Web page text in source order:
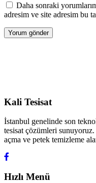
Daha sonraki
adresim ve site adresim bu
Kali Tesisat
İstanbul genelinde son
tesisat çözümleri sunuyoruz.
açma ve petek temizleme
Hızlı Menü